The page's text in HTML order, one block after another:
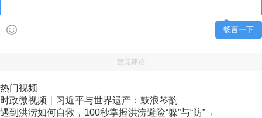
畅言一下
暂无评论
热门视频
时政微视频丨习近平与世界遗产：鼓浪琴韵
遇到洪涝如何自救，100秒掌握洪涝避险“躲”与“防”→